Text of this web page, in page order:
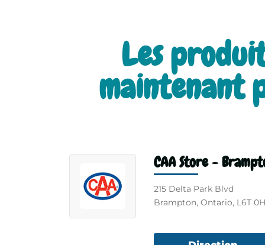
Les
maintenant
CAA Store -
215 Delta Park Blvd
Brampton, Ontario, L6T